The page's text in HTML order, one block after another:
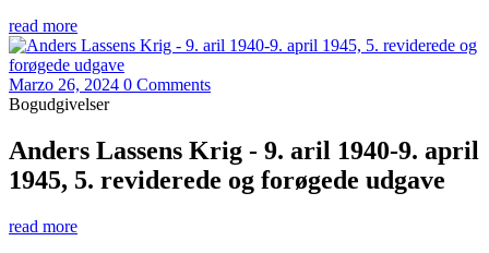
read more
Marzo 26, 2024 0 Comments
Bogudgivelser
Anders Lassens Krig - 9. aril 1940-9. april
1945, 5. reviderede og forøgede udgave
read more